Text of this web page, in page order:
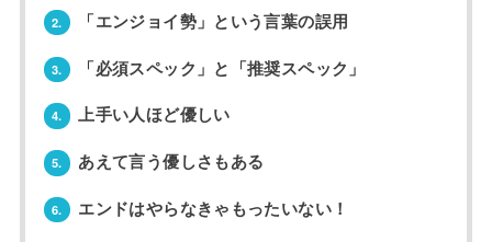
2. 「エンジョイ勢」という言葉の誤用
3. 「必須スペック」と「推奨スペック」
4. 上手い人ほど優しい
5. あえて言う優しさもある
6. エンドはやらなきゃもったいない！